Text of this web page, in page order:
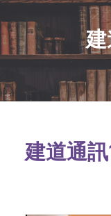
建道通